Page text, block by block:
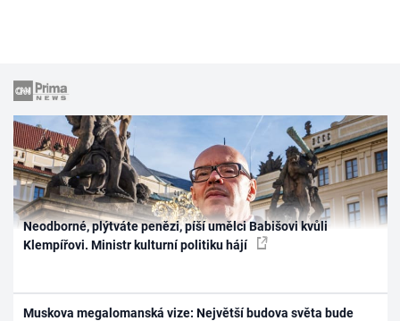
Neodborné, plýtváte penězi, píší umělci Babišovi kvůli
Klempířovi. Ministr kulturní politiku hájí
Muskova megalomanská vize: Největší budova světa bude